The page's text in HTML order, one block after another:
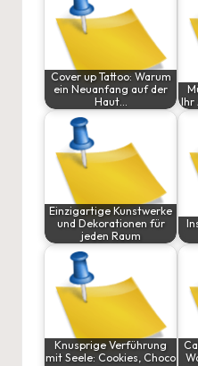
Cover up Tattoo: Warum
ein Neuanfang auf der
Haut…
Ihr
Einzigartige Kunstwerke
und Dekorationen für
jeden Raum
Knusprige Verführung
mit Seele: Cookies, Choco